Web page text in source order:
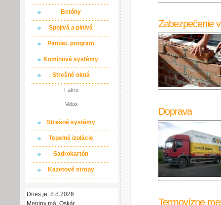
Betóny
Spojivá a plnivá
Pamiat. program
Komínové systémy
Strešné okná
Fakro
Velux
Strešné systémy
Tepelné izolácie
Sadrokartón
Kazetové stropy
Dnes je: 8.8.2026
Meniny má: Oskár
Zabezpečenie
Doprava
Termovízne